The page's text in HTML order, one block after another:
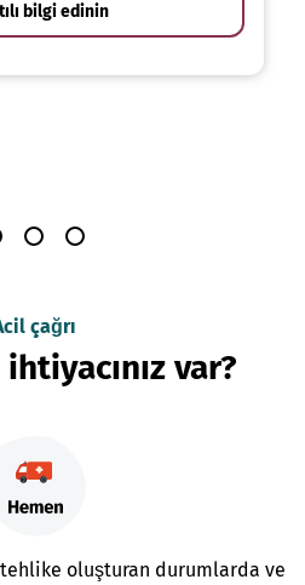
bilgi edinin
çağrı
var?
oluşturan durumlarda ve